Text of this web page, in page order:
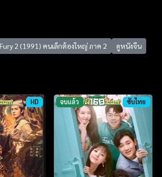
2 (1991) คนเล็กต้องใหญ่ ภาค 2
ดูหนังจีน
HD จบแล้ว ซับไทย